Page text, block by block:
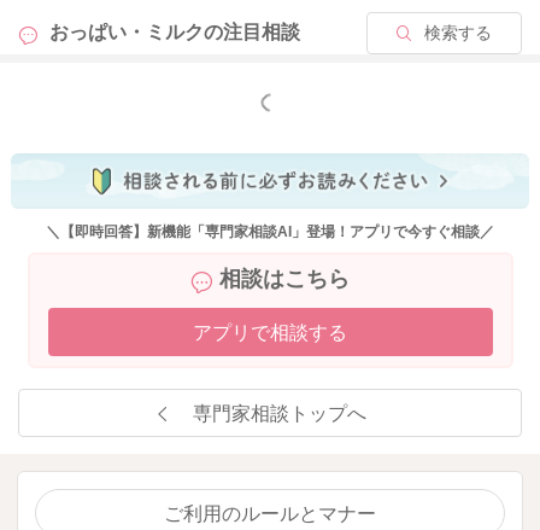
おっぱい・ミルクの注目相談 検索する
もっと見る
＼【即時回答】新機能「専門家相談AI」登場！アプリで今すぐ相談／
相談はこちら
アプリで相談する
専門家相談トップへ
ご利用のルールとマナー